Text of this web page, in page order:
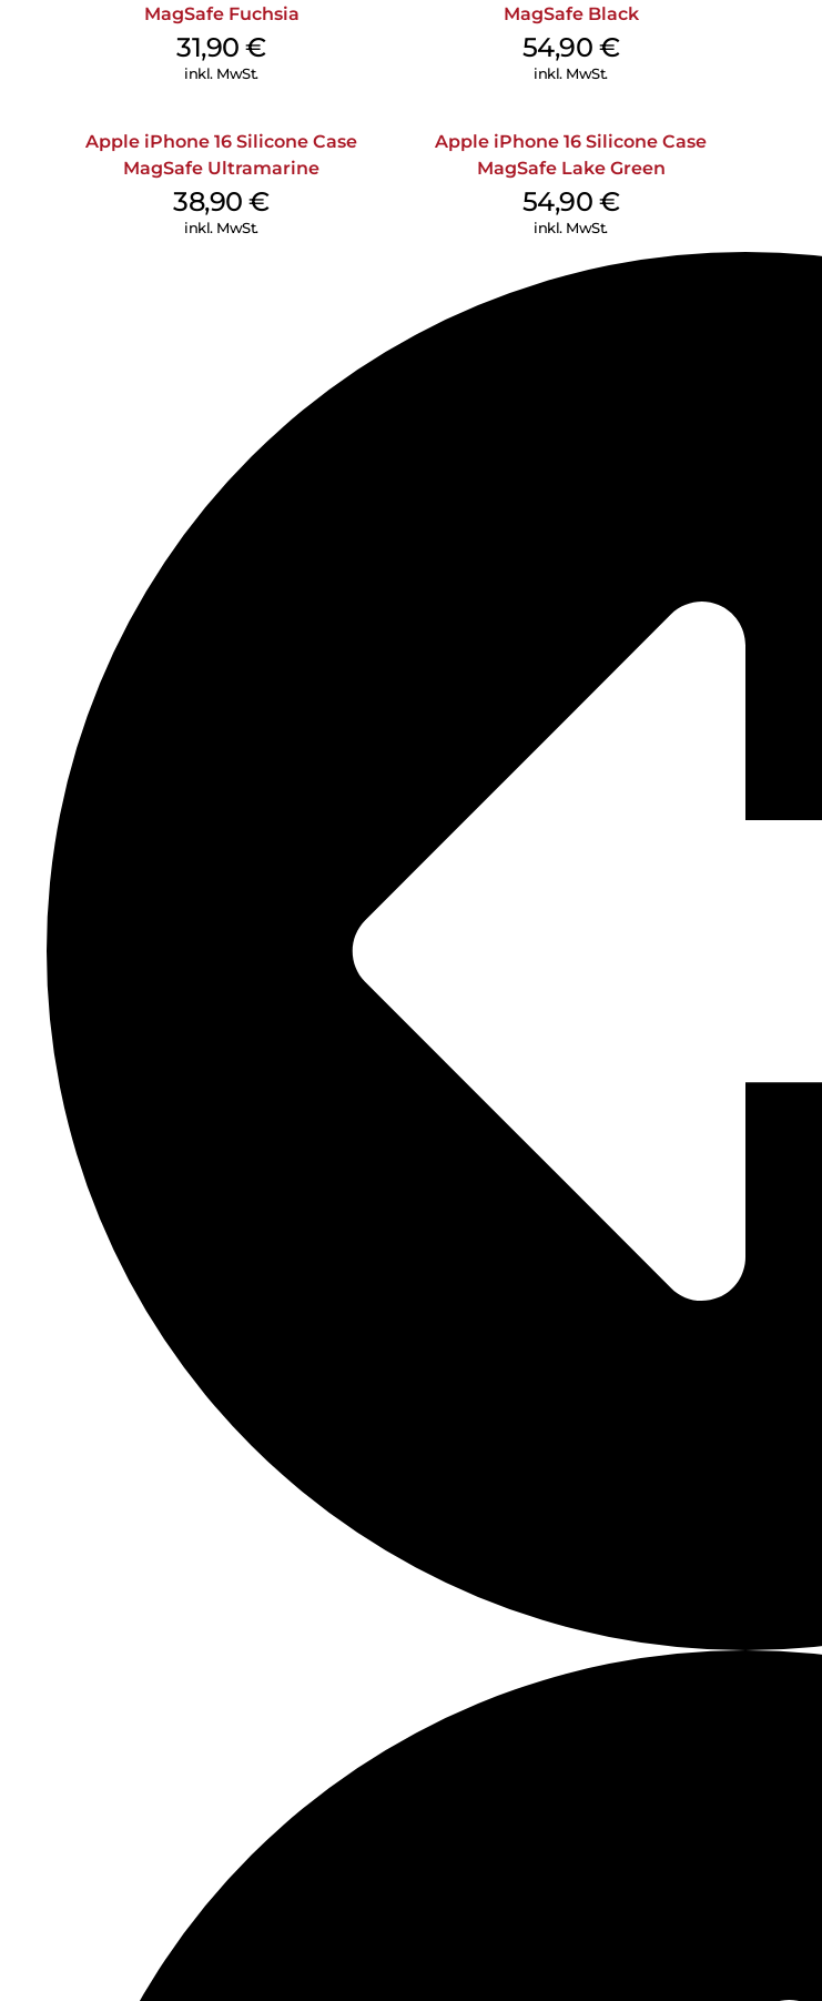
MagSafe Fuchsia
31,90€
inkl. MwSt.
MagSafe Black
54,90 €
inkl. MwSt.
Apple iPhone 16 Silicone Case
MagSafe Ultramarine
38,90€
inkl. MwSt.
Apple iPhone 16 Silicone Case
MagSafe Lake Green
54,90 €
inkl. MwSt.